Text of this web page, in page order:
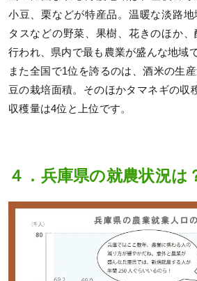
小豆、栗などが特産品。温暖な淡路
タスなどの野菜、果樹、花きのほか
行われ、県内で最も農業が盛んな地域で
また全国で1位を誇るのは、酒米の生
豆の栽培面積。そのほかタマネギの収
収穫量は4位と上位です。
４．兵庫県の就農状況は